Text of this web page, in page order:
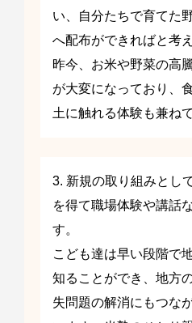
い、自分たちで育てた
へ配布ができればと考
昨今、お米や野菜の高
が大変になっており、
土に触れる体験も兼ね
3. 新規の取り組みとし
を得て職場体験や講話
す。
こども達は早い段階で
知ることができ、地方
失問題の解消にもつな